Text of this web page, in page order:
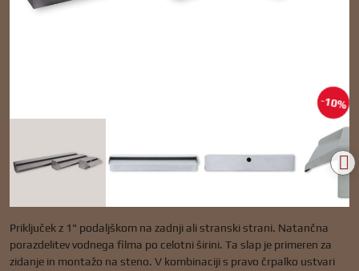
10%
Priključek z 1" podaljškom na zadnji ali stranski strani. Natančna
porazdelitev vodnega filma po celotni širini. Ta slap je primeren za
zidanje in montažo na steno. V kombinaciji s pravo črpalko ustvari